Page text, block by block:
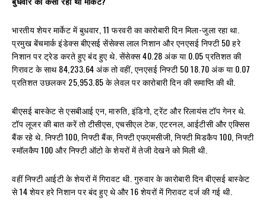
भारतीय शेयर मार्केट में बुधवार, 11 फरवरी का कारोबारी दिन मिला-जुला रहा था.
प्रमुख बेंचमार्क इंडेक्स बीएसई सेंसेक्स लाल निशान और एनएसई निफ्टी 50 हरे
निशान पर ट्रेड करते हुए बंद हुए थे. सेंसेक्स 40.28 अंक या 0.05 प्रतिशत की
गिरावट के साथ 84,233.64 अंक तो वहीं, एनएसई निफ्टी 50 18.70 अंक या 0.07
प्रतिशत उछलकर 25,953.85 के लेवल पर कारोबारी दिन की समाप्ति की थी.
बीएसई बास्केट से एसबीआई एन, मारुति, इंडिगो, ट्रेंट और रिलायंस टॉप गेनर थे.
टॉप लूजर की बात करें तो टीसीएस, एचसीएल टेक, एटरनल, आईटीसी और एक्सिस
बैंक रहे थे. निफ्टी 100, निफ्टी बैंक, निफ्टी एफएमसीजी, निफ्टी मिडकैप 100, निफ्टी
स्मॉलकैप 100 और निफ्टी ऑटो के शेयरों में तेजी देखने को मिली थी.
वहीं निफ्टी आईटी के शेयरों में गिरावट थी. गुरुवार के कारोबारी दिन बीएसई बास्केट
से 14 शेयर हरे निशान पर बंद हुए थे और 16 शेयरों में गिरावट दर्ज की गई थी.